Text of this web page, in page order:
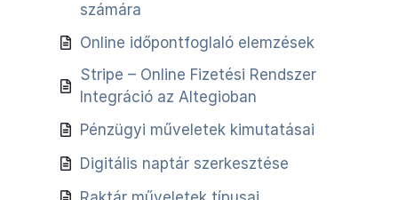
számára
Online időpontfoglaló elemzések
Stripe – Online Fizetési Rendszer
Integráció az Altegioban
Pénzügyi műveletek kimutatásai
Digitális naptár szerkesztése